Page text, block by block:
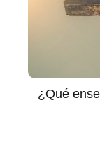
¿Qué